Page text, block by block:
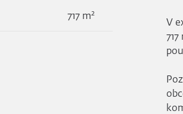
717 m2
V